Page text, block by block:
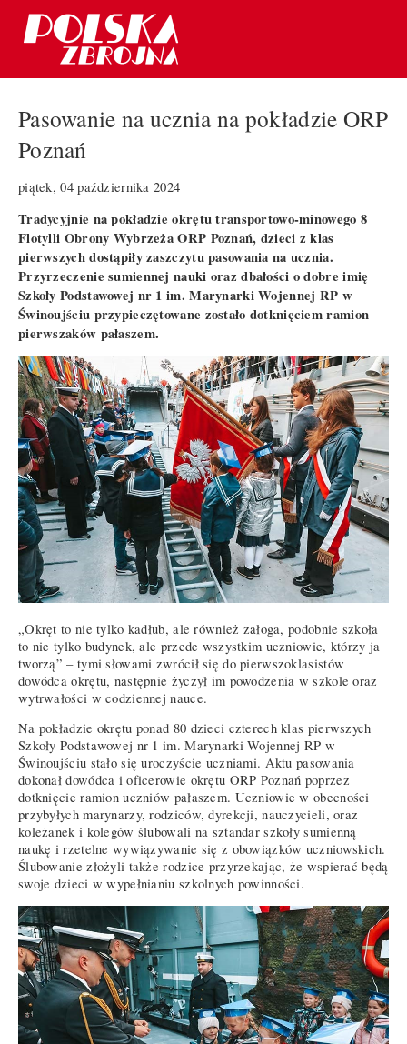
Pasowanie na ucznia na pokładzie ORP
Poznań
piątek, 04 października 2024
Tradycyjnie na pokładzie okrętu transportowo-minowego 8
Flotylli Obrony Wybrzeża ORP Poznań, dzieci z klas
pierwszych dostąpiły zaszczytu pasowania na ucznia.
Przyrzeczenie sumiennej nauki oraz dbałości o dobre imię
Szkoły Podstawowej nr 1 im. Marynarki Wojennej RP w
Świnoujściu przypieczętowane zostało dotknięciem ramion
pierwszaków pałaszem.
„Okręt to nie tylko kadłub, ale również załoga, podobnie szkoła
to nie tylko budynek, ale przede wszystkim uczniowie, którzy ja
tworzą” – tymi słowami zwrócił się do pierwszoklasistów
dowódca okrętu, następnie życzył im powodzenia w szkole oraz
wytrwałości w codziennej nauce.
Na pokładzie okrętu ponad 80 dzieci czterech klas pierwszych
Szkoły Podstawowej nr 1 im. Marynarki Wojennej RP w
Świnoujściu stało się uroczyście uczniami. Aktu pasowania
dokonał dowódca i oficerowie okrętu ORP Poznań poprzez
dotknięcie ramion uczniów pałaszem. Uczniowie w obecności
przybyłych marynarzy, rodziców, dyrekcji, nauczycieli, oraz
koleżanek i kolegów ślubowali na sztandar szkoły sumienną
naukę i rzetelne wywiązywanie się z obowiązków uczniowskich.
Ślubowanie złożyli także rodzice przyrzekając, że wspierać będą
swoje dzieci w wypełnianiu szkolnych powinności.